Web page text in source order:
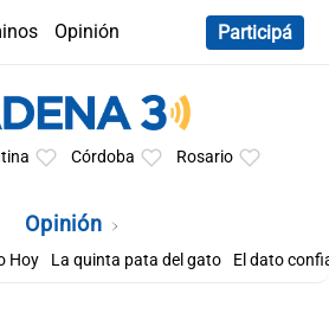
Opinión
Participá
Córdoba Rosario
Opinión
Hoy La quinta pata del gato El dato